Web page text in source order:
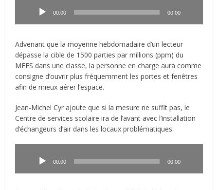
00:00 00:00
Advenant que la moyenne hebdomadaire d’un lecteur
dépasse la cible de 1500 parties par millions (ppm) du
MEES dans une classe, la personne en charge aura comme
consigne d’ouvrir plus fréquemment les portes et fenêtres
afin de mieux aérer l’espace.
Jean-Michel Cyr ajoute que si la mesure ne suffit pas, le
Centre de services scolaire ira de l’avant avec l’installation
d’échangeurs d’air dans les locaux problématiques.
00:00 00:00